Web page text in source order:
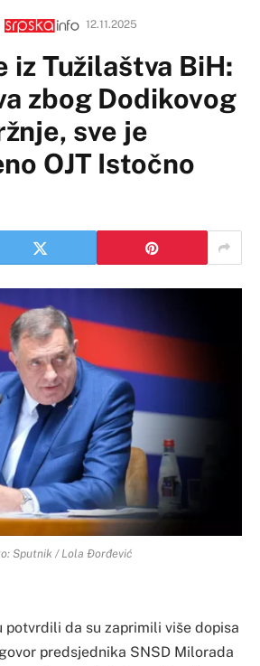
12.11.2025
iz Tužilaštva BiH:
zbog Dodikovog
sve je
OJT Istočno
Sputnik / Lola Đorđević
potvrdili da su zaprimili više dopisa
predsjednika SNSD Milorada